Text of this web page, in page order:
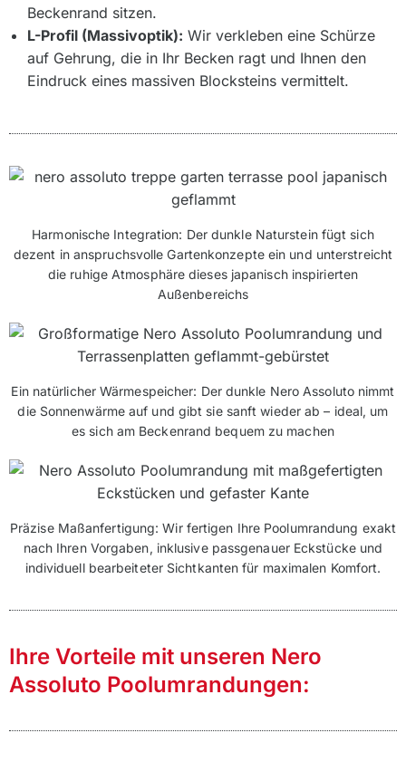
Beckenrand sitzen.
L-Profil (Massivoptik): Wir verkleben eine Schürze
auf Gehrung, die in Ihr Becken ragt und Ihnen den
Eindruck eines massiven Blocksteins vermittelt.
Harmonische Integration: Der dunkle Naturstein fügt sich
dezent in anspruchsvolle Gartenkonzepte ein und unterstreicht
die ruhige Atmosphäre dieses japanisch inspirierten
Außenbereichs
Ein natürlicher Wärmespeicher: Der dunkle Nero Assoluto nimmt
die Sonnenwärme auf und gibt sie sanft wieder ab – ideal, um
es sich am Beckenrand bequem zu machen
Präzise Maßanfertigung: Wir fertigen Ihre Poolumrandung exakt
nach Ihren Vorgaben, inklusive passgenauer Eckstücke und
individuell bearbeiteter Sichtkanten für maximalen Komfort.
Ihre Vorteile mit unseren Nero
Assoluto Poolumrandungen: